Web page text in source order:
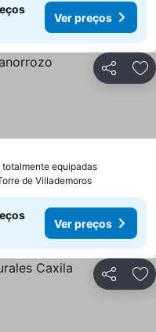
Ver preços
Partilhar
equipadas
de Villademoros
Ver preços
Partilhar